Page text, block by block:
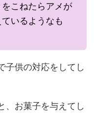
こねたらアメが
いるようなも
子供の対応をしてし
、お菓子を与えてし